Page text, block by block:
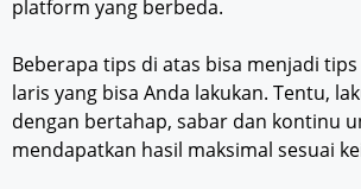
platform yang berbeda.
Beberapa tips di atas bisa menjadi
laris yang bisa Anda lakukan. Tentu,
dengan bertahap, sabar dan kontinu
mendapatkan hasil maksimal sesuai